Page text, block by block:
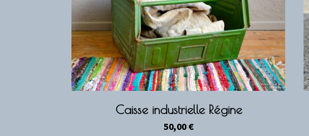
Caisse industrielle Régine
50,00€